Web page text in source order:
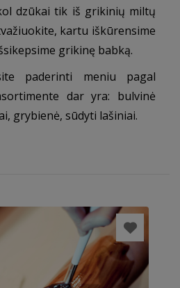
dzūkai tik iš grikinių miltų
kartu iškūrensime
grikinę babką.
paderinti meniu pagal
dar yra: bulvinė
grybienė, sūdyti lašiniai.